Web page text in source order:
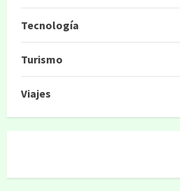
Tecnología
Turismo
Viajes